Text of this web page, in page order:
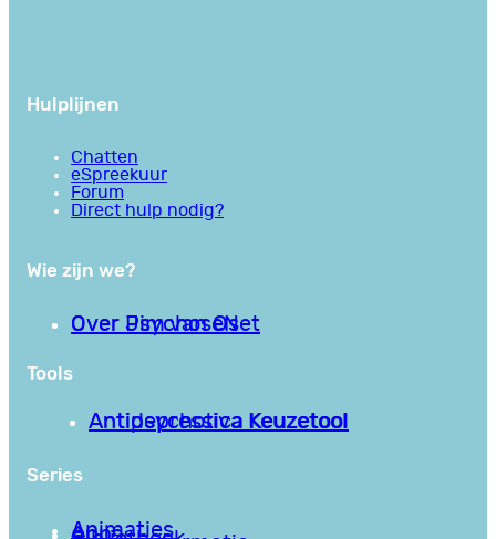
Hulplijnen
Chatten
eSpreekuur
Forum
Direct hulp nodig?
Wie zijn we?
Over PsychoseNet
Over Jim van Os
Tools
Antipsychotica Keuzetool
Antidepressiva Keuzetool
Series
Animaties
Apps